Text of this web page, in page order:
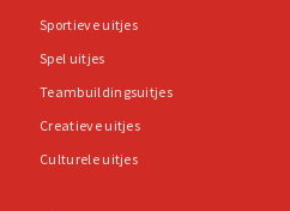
Sportieve uitjes
Spel uitjes
Teambuildingsuitjes
Creatieve uitjes
Culturele uitjes